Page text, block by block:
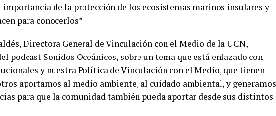
de la protección de los ecosistemas marinos insulares y
para conocerlos”.
Directora General de Vinculación con el Medio de la UCN,
podcast Sonidos Oceánicos, sobre un tema que está enlazado con
y nuestra Política de Vinculación con el Medio, que tienen
aportamos al medio ambiente, al cuidado ambiental, y generamos
para que la comunidad también pueda aportar desde sus distintos